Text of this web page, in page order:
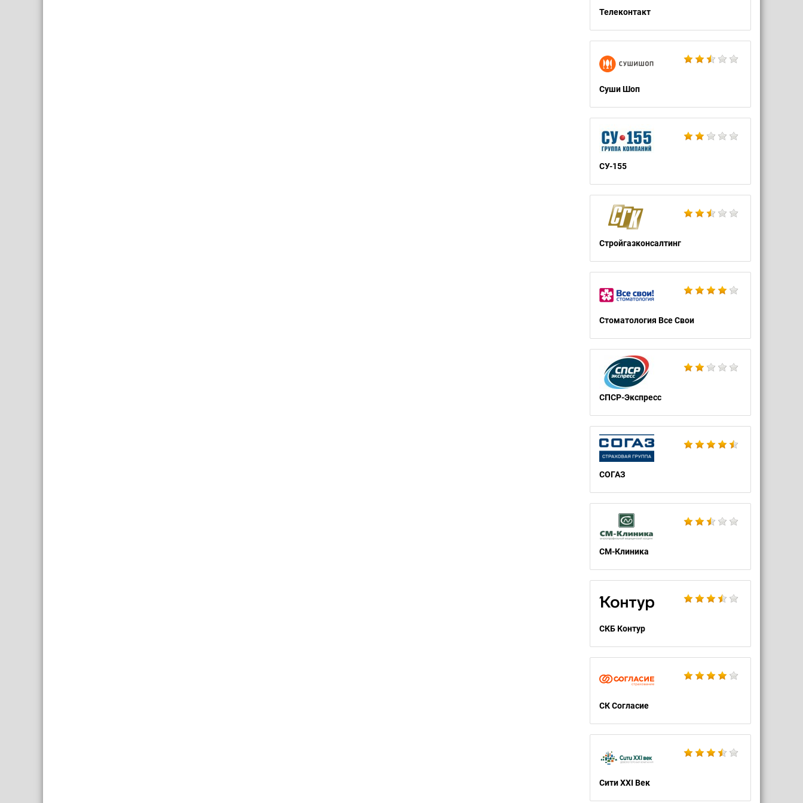
Телеконтакт
Суши Шоп
СУ-155
Стройгазконсалтинг
Стоматология Все Свои
СПСР-Экспресс
СОГАЗ
СМ-Клиника
СКБ Контур
СК Согласие
Сити XXI Век